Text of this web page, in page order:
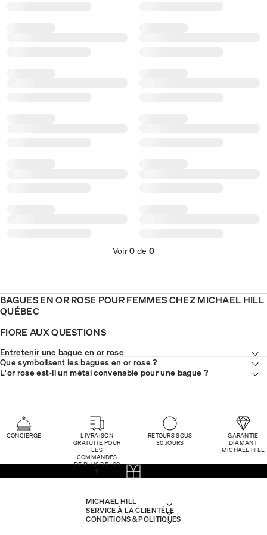
Voir0 de 0
BAGUES EN OR ROSE POUR FEMMES CHEZ MICHAEL HILL
QUÉBEC
FIORE AUX QUESTIONS
Entretenir une bague en or rose
Que symbolisent les bagues en or rose ?
L'or rose est-il un métal convenable pour une bague ?
CONCIERGE
LIVRAISON
GRATUITE POUR
LES
COMMANDES
DE PLUS DE 100
$
RETOURS SOUS
30 JOURS
GARANTIE
DIAMANT
MICHAEL HILL
MICHAEL HILL
SERVICE À LA CLIENTÈLE
CONDITIONS & POLITIQUES